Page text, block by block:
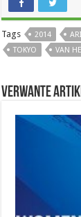
Tags 2014
TOKYO
VAN
Verwante